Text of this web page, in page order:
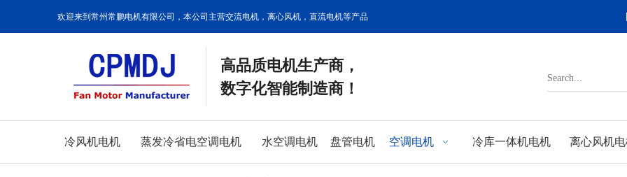
欢迎来到常州常鹏电机有限公司，本公司主营交流电机，离心风机，直流电机等产品
高品质电机生产商，
数字化智能制造商！
冷风机电机 蒸发冷省电空调电机 水空调电机 盘管电机 空调电机 冷库一体机电机 离心风机